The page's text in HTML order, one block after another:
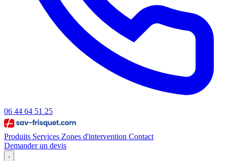
06 44 64 51 25
Produits Services Zones d'intervention Contact
Demander un devis